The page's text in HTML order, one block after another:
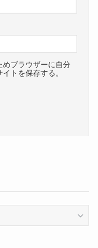
めブラウザーに自分
トを保存する。